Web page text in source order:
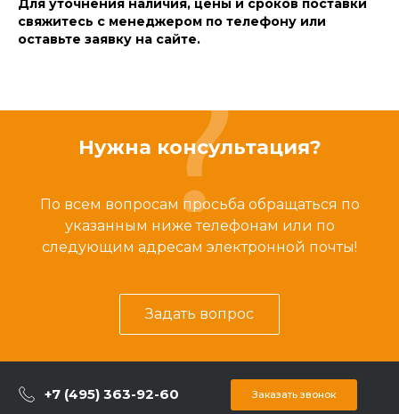
Для уточнения наличия, цены и сроков поставки
свяжитесь с менеджером по телефону или
оставьте заявку на сайте.
Нужна консультация?
По всем вопросам просьба обращаться по
указанным ниже телефонам или по
следующим адресам электронной почты!
Задать вопрос
+7 (495) 363-92-60 Заказать звонок